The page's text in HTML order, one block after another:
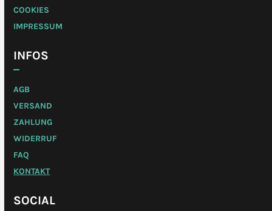
COOKIES
IMPRESSUM
INFOS
AGB
VERSAND
ZAHLUNG
WIDERRUF
FAQ
KONTAKT
SOCIAL